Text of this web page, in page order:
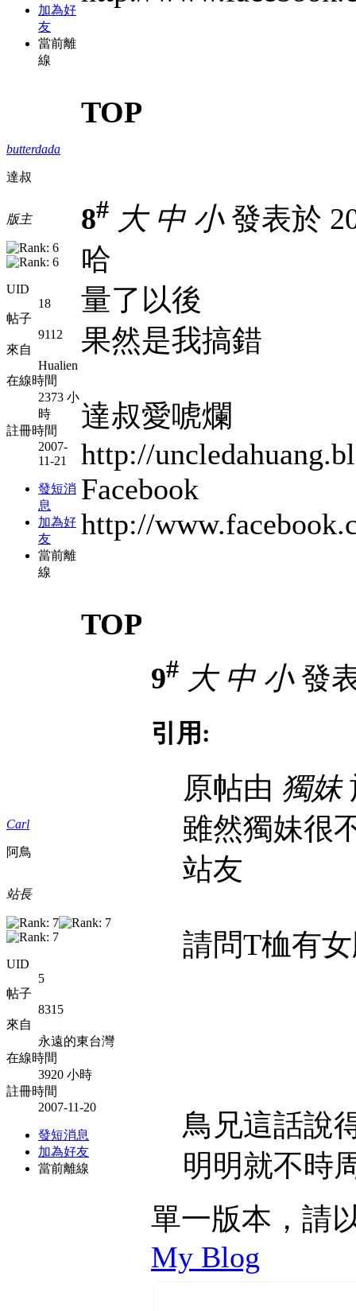
加為好
友
當前離
線
TOP
butterdada
達叔
版主
UID
18
帖子
9112
來自
Hualien
在線時間
2373 小
時
註冊時間
2007-
11-21
發短消
息
加為好
友
當前離
線
8# 大 中 小發表於
哈
量了以後
果然是我搞錯
達叔愛唬爛
http://
Facebook
http://
TOP
Carl
阿鳥
站長
UID
5
帖子
8315
來自
永遠的東台灣
在線時間
3920 小時
註冊時間
2007-11-20
發短消息
加為好友
當前離線
9# 大 中 小發
引用:
原帖由 獨妹
雖然獨妹很
站友
請問T桖有
鳥兄這話說
明明就不時
單一版本，請
My Blog